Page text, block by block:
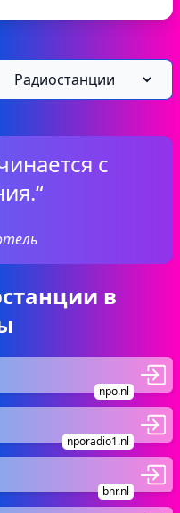
с
в
npo.nl
nporadio1.nl
bnr.nl